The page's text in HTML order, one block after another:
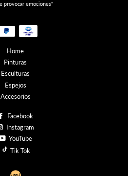
provocar emociones"
Métodos
de
pago
Home
Pinturas
Esculturas
Espejos
Accesorios
Facebook
Instagram
YouTube
Tik Tok